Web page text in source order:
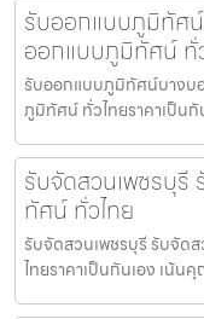
รับออกแบบภูมิทัศ
ออกแบบภูมิทัศน์ ทั่
รับออกแบบภูมิทัศน์บางบ
ภูมิทัศน์ ทั่วไทยราคาเป็น
รับจัดสวนเพชรบุ
ทัศน์ ทั่วไทย
รับจัดสวนเพชรบุรี รับจั
ไทยราคาเป็นกันเอง เน้